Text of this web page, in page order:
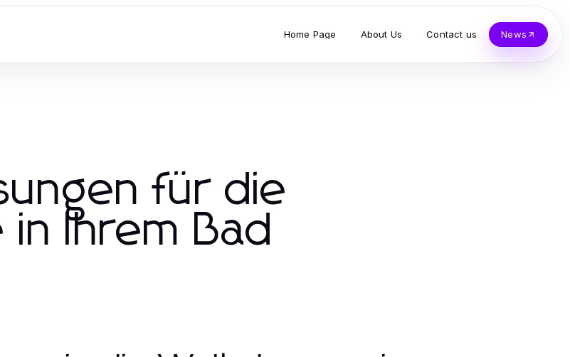
Home Page About Us Contact us News
für die
in Ihrem Bad